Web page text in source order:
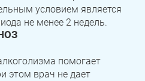
условием является
не менее 2 недель.
помогает
этом врач не дает
Снежинск
Миасс